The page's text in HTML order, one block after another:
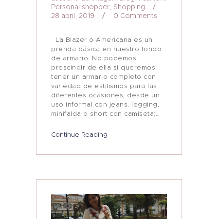
Personal shopper, Shopping
28 abril, 2019
0 Comments
La Blazer o Americana es un
prenda básica en nuestro fondo
de armario. No podemos
prescindir de ella si queremos
tener un armario completo con
variedad de estilismos para las
diferentes ocasiones, desde un
uso informal con jeans, legging,
minifalda o short con camiseta;…
Continue Reading